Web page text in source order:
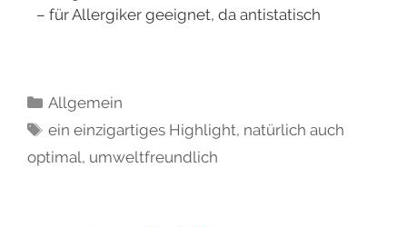
– für Allergiker geeignet, da antistatisch
Allgemein
ein einzigartiges Highlight, natürlich auch
optimal, umweltfreundlich